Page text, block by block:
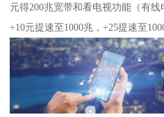
元得200兆宽带和看电视功能（有线
+10元提速至1000兆，+25提速至